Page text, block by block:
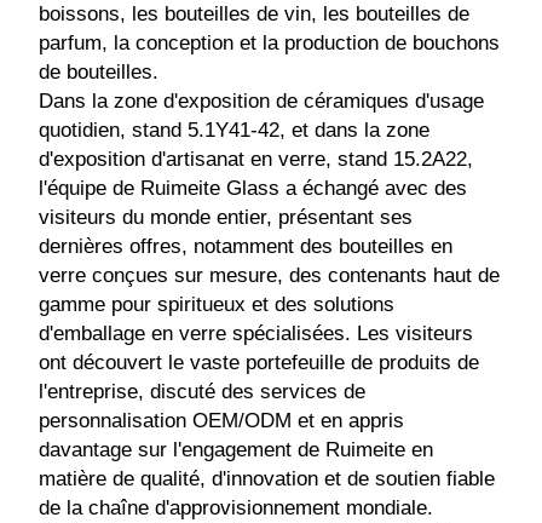
boissons, les bouteilles de vin, les bouteilles de
parfum, la conception et la production de bouchons
de bouteilles.
Dans la zone d'exposition de céramiques d'usage
quotidien, stand 5.1Y41-42, et dans la zone
d'exposition d'artisanat en verre, stand 15.2A22,
l'équipe de Ruimeite Glass a échangé avec des
visiteurs du monde entier, présentant ses
dernières offres, notamment des bouteilles en
verre conçues sur mesure, des contenants haut de
gamme pour spiritueux et des solutions
d'emballage en verre spécialisées. Les visiteurs
ont découvert le vaste portefeuille de produits de
l'entreprise, discuté des services de
personnalisation OEM/ODM et en appris
davantage sur l'engagement de Ruimeite en
matière de qualité, d'innovation et de soutien fiable
de la chaîne d'approvisionnement mondiale.